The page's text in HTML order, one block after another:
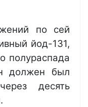
по сей
йод-131,
полураспада
должен был
десять